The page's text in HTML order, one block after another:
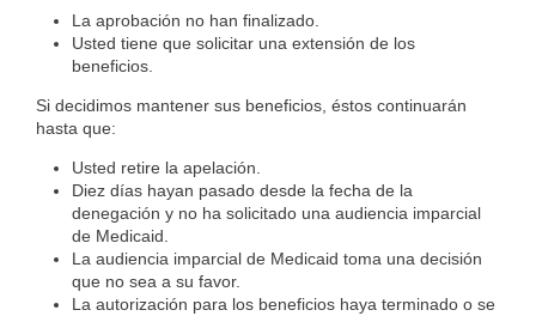
La aprobación no han finalizado.
Usted tiene que solicitar una extensión de los
beneficios.
Si decidimos mantener sus beneficios, éstos continuarán
hasta que:
Usted retire la apelación.
Diez días hayan pasado desde la fecha de la
denegación y no ha solicitado una audiencia imparcial
de Medicaid.
La audiencia imparcial de Medicaid toma una decisión
que no sea a su favor.
La autorización para los beneficios haya terminado o se